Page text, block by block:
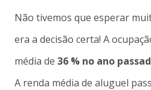
Não tivemos que esperar
era a decisão certa! A
média de 36 % no ano
A renda média de aluguel